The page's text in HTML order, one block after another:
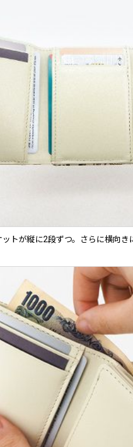
トが縦に2段ずつ。さらに横向